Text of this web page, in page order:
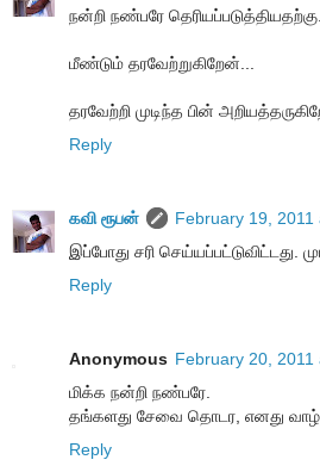
நன்றி நண்பரே தெரியப்படுத்தியதற்கு.
மீண்டும் தரவேற்றுகிறேன்...
தரவேற்றி முடிந்த பின்
Reply
கவி ரூபன்
February 19, 2011
இப்போது சரி செய்யப்பட்டுவிட்டது.
Reply
Anonymous February 20, 2011
மிக்க நன்றி நண்பரே.
தங்களது சேவை தொடர, எனது
Reply